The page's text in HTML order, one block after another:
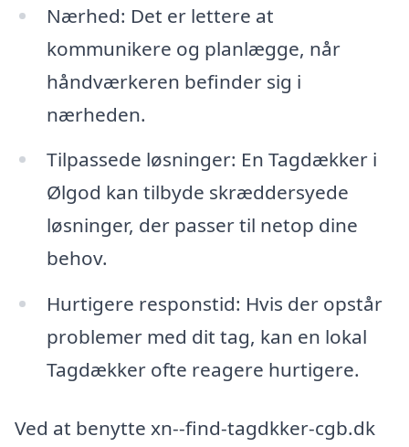
Nærhed: Det er lettere at
kommunikere og planlægge, når
håndværkeren befinder sig i
nærheden.
Tilpassede løsninger: En Tagdækker i
Ølgod kan tilbyde skræddersyede
løsninger, der passer til netop dine
behov.
Hurtigere responstid: Hvis der opstår
problemer med dit tag, kan en lokal
Tagdækker ofte reagere hurtigere.
Ved at benytte xn--find-tagdkker-cgb.dk